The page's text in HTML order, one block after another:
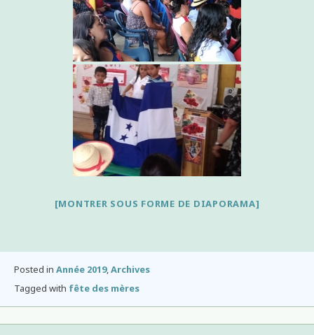
[MONTRER SOUS FORME DE DIAPORAMA]
Posted in Année 2019,Archives
Tagged with fête des mères